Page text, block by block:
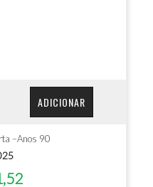
ADICIONAR
–Anos 90